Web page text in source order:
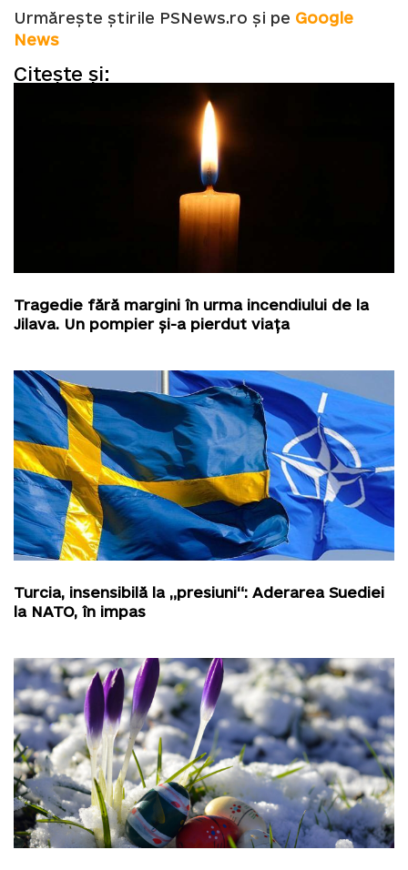
Urmărește știrile PSNews.ro și pe Google
News
Citește și:
Tragedie fără margini în urma incendiului de la
Jilava. Un pompier și-a pierdut viața
Turcia, insensibilă la „presiuni“: Aderarea Suediei
la NATO, în impas